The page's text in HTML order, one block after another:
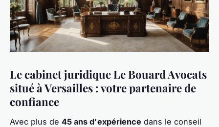
Le cabinet juridique Le Bouard Avocats
situé à Versailles : votre partenaire de
confiance
Avec plus de 45 ans d'expérience dans le conseil